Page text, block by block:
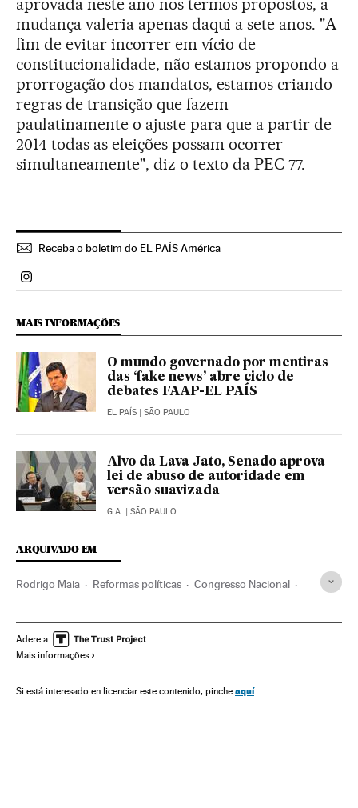
mudança valeria apenas daqui a sete anos. "A
fim de evitar incorrer em vício de
constitucionalidade, não estamos propondo a
prorrogação dos mandatos, estamos criando
regras de transição que fazem
paulatinamente o ajuste para que a partir de
2014 todas as eleições possam ocorrer
simultaneamente", diz o texto da PEC 77.
Receba o boletim do EL PAÍS América
Politica El País Brasil en Instagram
MAIS INFORMAÇÕES
O mundo governado por mentiras
das ‘fake news’ abre ciclo de
debates FAAP-EL PAÍS
EL PAÍS | SÃO PAULO
Alvo da Lava Jato, Senado aprova
lei de abuso de autoridade em
versão suavizada
G.A. | SÃO PAULO
ARQUIVADO EM
Rodrigo Maia Reformas políticas Congresso Nacional
América Política
Adere a
Mais informações
Si está interesado en licenciar este contenido, pinche aquí